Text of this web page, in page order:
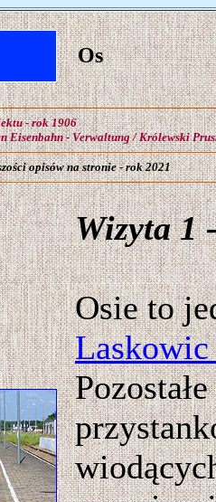
Os
- rok 1906
Eisenbahn - Verwaltung / Królewski
opisów na stronie - rok 2021
Wizyta 1
Osie to